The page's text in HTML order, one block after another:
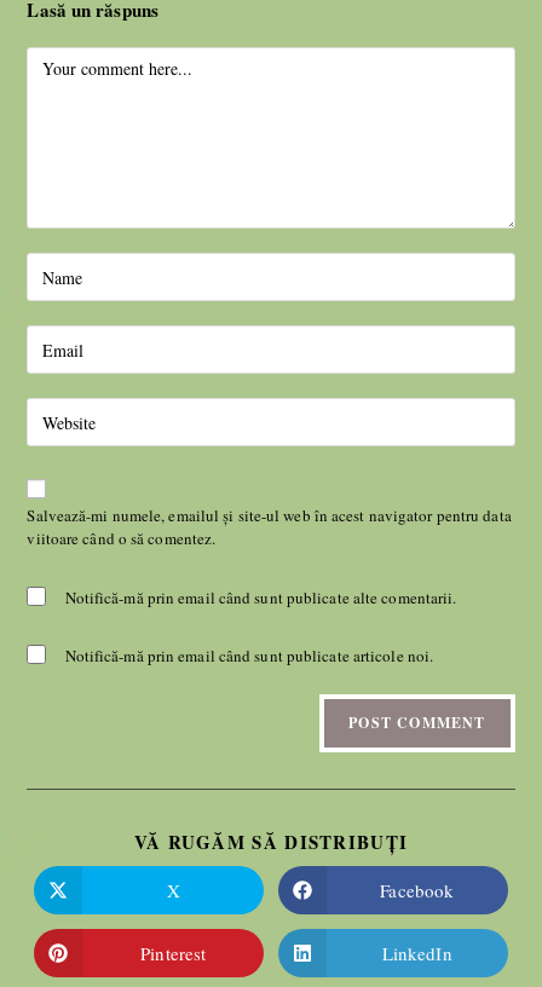
Lasă un răspuns
Salvează-mi numele, emailul și site-ul web în acest navigator pentru data
viitoare când o să comentez.
Notifică-mă prin email când sunt publicate alte comentarii.
Notifică-mă prin email când sunt publicate articole noi.
VĂ RUGĂM SĂ DISTRIBUȚI
X Facebook
Pinterest LinkedIn